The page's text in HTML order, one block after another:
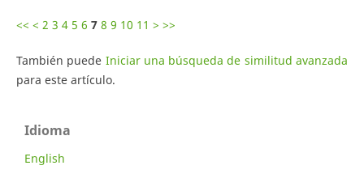
<< < 2 3 4 5 6 7 8 9 10 11 > >>
También puede Iniciar una búsqueda de similitud avanzada
para este artículo.
Idioma
English